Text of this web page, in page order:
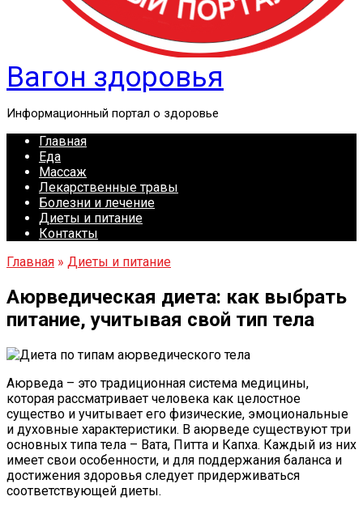
Вагон здоровья
Информационный портал о здоровье
Главная
Еда
Массаж
Лекарственные травы
Болезни и лечение
Диеты и питание
Контакты
Главная » Диеты и питание
Аюрведическая диета: как выбрать
питание, учитывая свой тип тела
Аюрведа – это традиционная система медицины,
которая рассматривает человека как целостное
существо и учитывает его физические, эмоциональные
и духовные характеристики. В аюрведе существуют три
основных типа тела – Вата, Питта и Капха. Каждый из них
имеет свои особенности, и для поддержания баланса и
достижения здоровья следует придерживаться
соответствующей диеты.